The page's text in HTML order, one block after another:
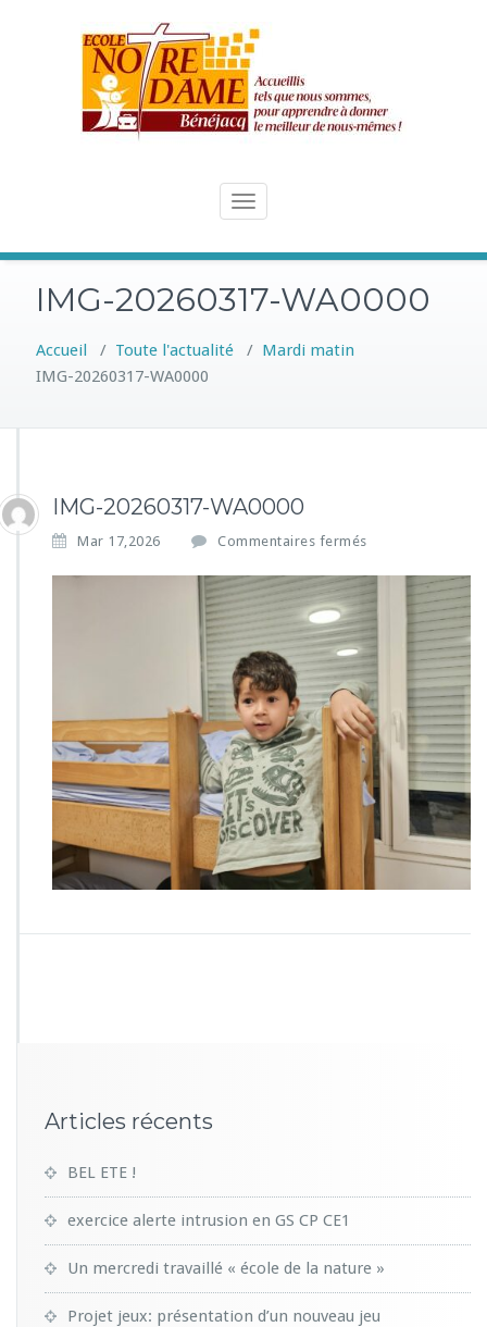
Toggle
IMG-20260317-WA0000
Accueil / Toute l'actualité / Mardi matin
IMG-20260317-WA0000
IMG-20260317-WA0000
Mar 17,2026 Commentaires fermés
r
I
M
G
-
2
0
2
6
0
3
1
7
W
0
Articles récents
BEL ETE !
exercice alerte intrusion en GS CP CE1
Un mercredi travaillé « école de la nature »
Projet jeux: présentation d’un nouveau jeu